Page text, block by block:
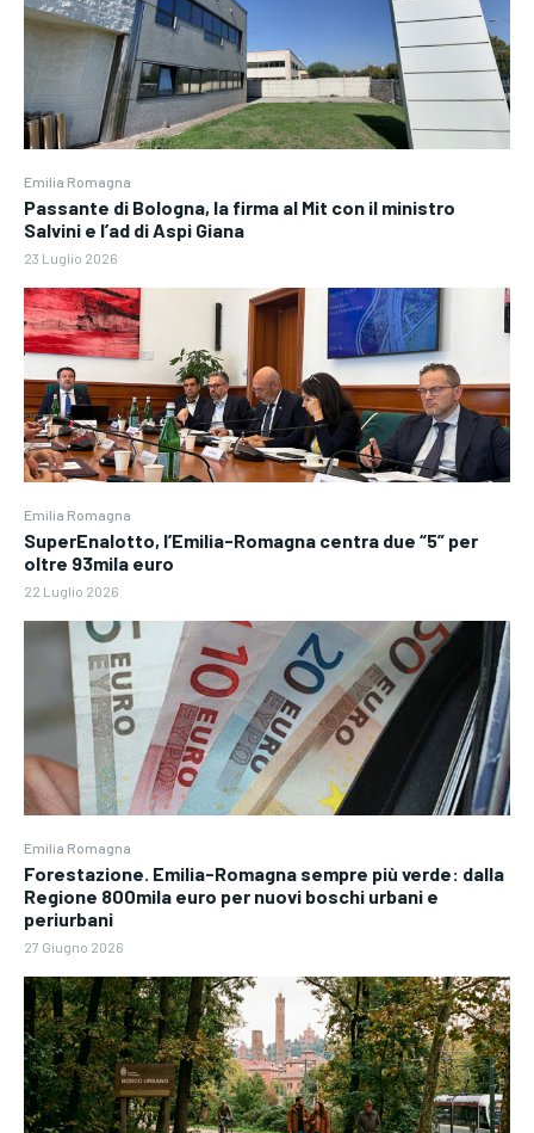
Emilia Romagna
Passante di Bologna, la firma al Mit con il ministro
Salvini e l’ad di Aspi Giana
23 Luglio 2026
Emilia Romagna
SuperEnalotto, l’Emilia-Romagna centra due “5” per
oltre 93mila euro
22 Luglio 2026
Emilia Romagna
Forestazione. Emilia-Romagna sempre più verde: dalla
Regione 800mila euro per nuovi boschi urbani e
periurbani
27 Giugno 2026